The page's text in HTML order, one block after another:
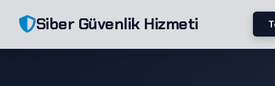
Siber Güvenlik Hizmeti